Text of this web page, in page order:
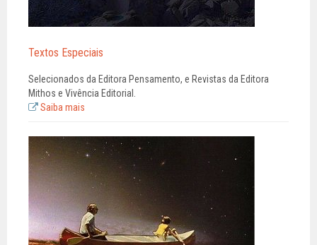
Textos Especiais
Selecionados da Editora Pensamento, e Revistas da Editora
Mithos e Vivência Editorial.
Saiba mais